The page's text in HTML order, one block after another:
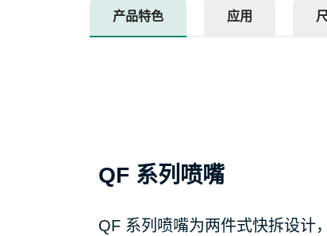
产品特色 应用
QF 系列喷嘴
QF 系列喷嘴为两件式快拆设计